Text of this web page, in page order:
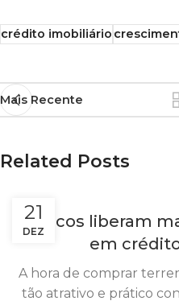
crédito imobiliário
Mais Recente
Related Posts
21
DEZ
Bancos liberam
em
A hora de comprar
tão atrativo e prático